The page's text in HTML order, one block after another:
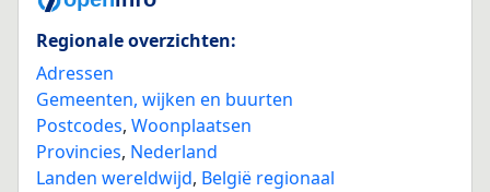
Regionale overzichten:
Adressen
Gemeenten, wijken en buurten
Postcodes, Woonplaatsen
Provincies, Nederland
Landen wereldwijd, België regionaal